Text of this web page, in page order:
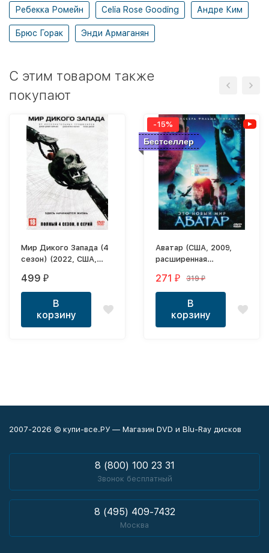
Ребекка Ромейн Celia Rose Gooding Андре Ким
Брюс Горак Энди Армаганян
C этим товаром также
покупают
Мир Дикого Запада (4
сезон) (2022, США,
серий)
499 ₽
В
корзину
Бестселлер
-15%
Аватар (США, 2009,
расширенная
перевод
профессиональный
(полное дублирование)
271 ₽ 319₽
В
корзину
2007-2026 © купи-все.РУ — Магазин DVD и Blu-Ray дисков
8 (800) 100 23 31
Звонок бесплатный
8 (495) 409-7432
Москва